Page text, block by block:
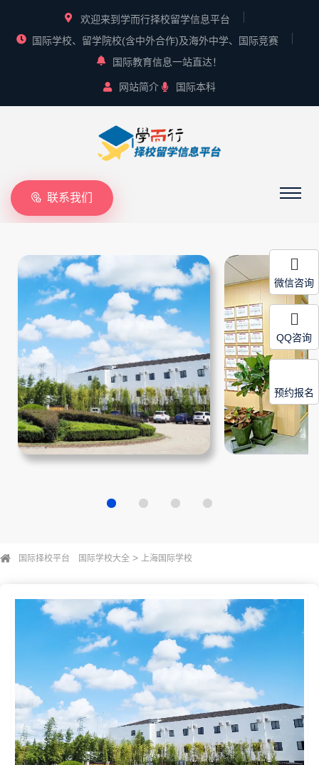
欢迎来到学而行择校留学信息平台
国际学校、留学院校(含中外合作)及海外中学、国际竞赛
国际教育信息一站直达！
网站简介 国际本科
联系我们
国际择校平台 国际学校大全 > 上海国际学校
微信咨询
QQ咨询
预约报名